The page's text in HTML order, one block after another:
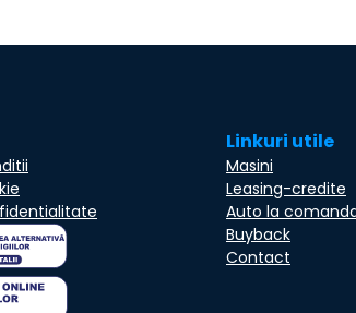
Linkuri utile
Masini
Leasing-credite
Auto la
Buyback
Contact